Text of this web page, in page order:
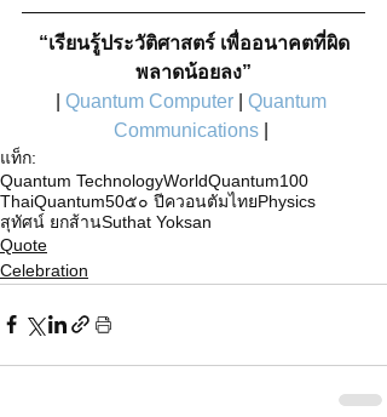
“เรียนรู้ประวัติศาสตร์ เพื่ออนาคตที่ผิด
พลาดน้อยลง”
Quantum Computer
Quantum
Communications
แท็ก:
Quantum TechnologyWorldQuantum100
ThaiQuantum50๕๐ ปีควอนตัมไทยPhysics
สุทัศน์ ยกส้านSuthat Yoksan
Quote
Celebration